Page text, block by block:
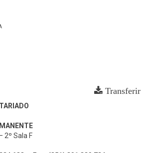
Transferir
2º Sala F